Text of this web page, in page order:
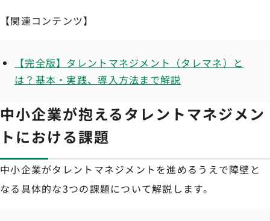
【関連コンテンツ】
【完全版】タレントマネジメント（タレマネ）と
は？基本・実践、導入方法まで解説
中小企業が抱えるタレントマネジメン
トにおける課題
中小企業がタレントマネジメントを進めるうえで障壁と
なる具体的な3つの課題について解説します。